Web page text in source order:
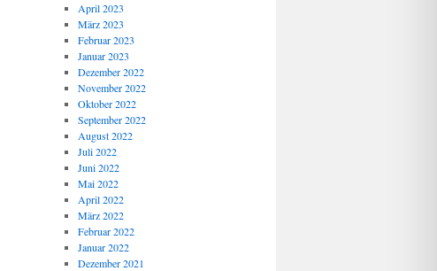
April 2023
März 2023
Februar 2023
Januar 2023
Dezember 2022
November 2022
Oktober 2022
September 2022
August 2022
Juli 2022
Juni 2022
Mai 2022
April 2022
März 2022
Februar 2022
Januar 2022
Dezember 2021